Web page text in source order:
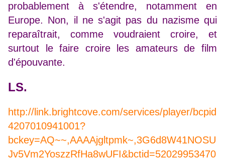
probablement à s'étendre, notamment en
Europe. Non, il ne s'agit pas du nazisme qui
reparaîtrait, comme voudraient croire, et
surtout le faire croire les amateurs de film
d'épouvante.
LS.
http://link.brightcove.com/services/player/bcpid
4207010941001?
bckey=AQ~~,AAAAjgltpmk~,3G6d8W41NOSU
Jv5Vm2YoszzRfHa8wUFI&bctid=52029953470